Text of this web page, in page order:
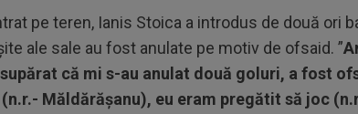
pe teren, Ianis Stoica a introdus de două ori
ale sale au fost anulate pe motiv de ofsaid. ”
că mi s-au anulat două goluri, a fost
Măldărășanu), eu eram pregătit să joc